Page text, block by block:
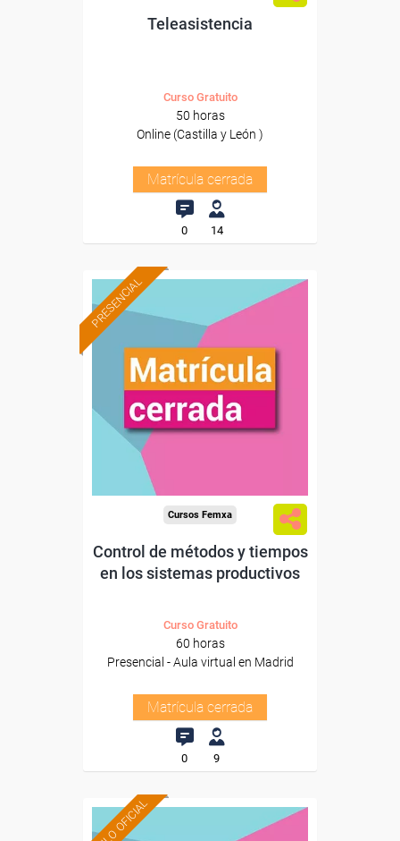
Teleasistencia
Curso Gratuito
50 horas
Online (Castilla y León )
Matrícula cerrada
0 14
PRESENCIAL
Cursos Femxa
Control de métodos y tiempos
en los sistemas productivos
Curso Gratuito
60 horas
Presencial - Aula virtual en Madrid
Matrícula cerrada
0 9